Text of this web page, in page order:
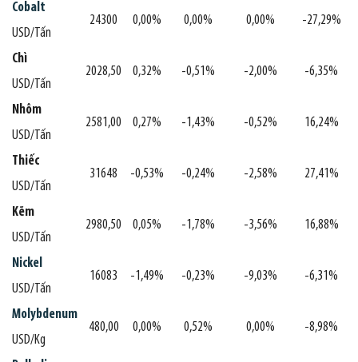
Cobalt
USD/Tấn
24300 0,00% 0,00% 0,00% -27,29%
Chì
USD/Tấn
2028,50 0,32% -0,51% -2,00% -6,35%
Nhôm
USD/Tấn
2581,00 0,27% -1,43% -0,52% 16,24%
Thiếc
USD/Tấn
31648 -0,53% -0,24% -2,58% 27,41%
Kẽm
USD/Tấn
2980,50 0,05% -1,78% -3,56% 16,88%
Nickel
USD/Tấn
16083 -1,49% -0,23% -9,03% -6,31%
Molybdenum
USD/Kg
480,00 0,00% 0,52% 0,00% -8,98%